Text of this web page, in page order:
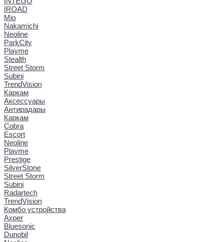
IROAD
Mio
Nakamichi
Neoline
ParkCity
Playme
Stealth
Street Storm
Subini
TrendVision
Каркам
Аксессуары
Антирадары
Каркам
Cobra
Escort
Neoline
Playme
Prestige
SilverStone
Street Storm
Subini
Radartech
TrendVision
Комбо устройства
Axper
Bluesonic
Dunobil